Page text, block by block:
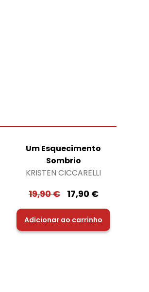
Um Esquecimento
Sombrio
KRISTEN CICCARELLI
19,90€ 17,90 €
Adicionar ao carrinho